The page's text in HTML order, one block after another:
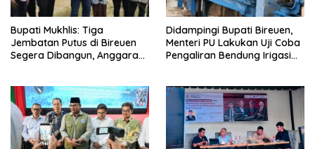
Bupati Mukhlis: Tiga
Jembatan Putus di Bireuen
Segera Dibangun, Anggaran
Didampingi Bupati Bireuen,
Menteri PU Lakukan Uji Coba
Pengaliran Bendung Irigasi